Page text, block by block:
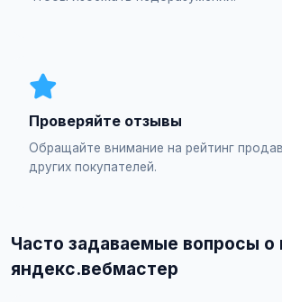
Проверяйте отзывы
Обращайте внимание на рейтинг
других покупателей.
Часто задаваемые вопросы о
яндекс.вебмастер